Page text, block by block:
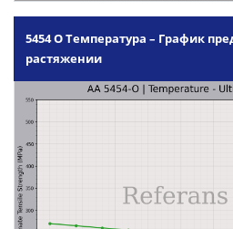
5454 O Температура – График
растяжении